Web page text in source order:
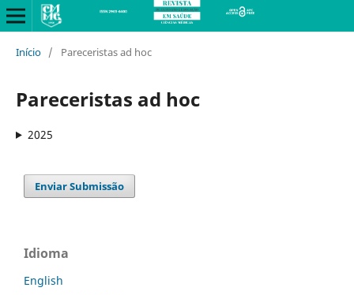
Início / Pareceristas ad hoc
Pareceristas ad hoc
2025
Enviar Submissão
Idioma
English